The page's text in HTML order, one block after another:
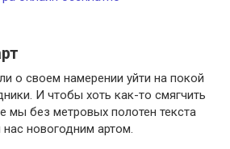
о своем намерении уйти на покой
И чтобы хоть как-то смягчить
мы без метровых полотен текста
новогодним артом.